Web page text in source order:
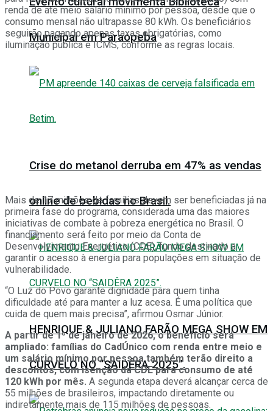
Municipal em Paraopeba
Crise do metanol derruba em 47% as vendas
online de bebidas no Brasil.
HENRIQUE & JULIANO FARÃO MEGA SHOW EM
CURVELO NO “SAIDÊRA 2025”.
renda de até meio salário mínimo por pessoa, desde que o
consumo mensal não ultrapasse 80 kWh. Os beneficiários
seguirão pagando apenas taxas obrigatórias, como
iluminação pública e ICMS, conforme as regras locais.
Mais de 17 milhões de famílias devem ser beneficiadas já na
primeira fase do programa, considerada uma das maiores
iniciativas de combate à pobreza energética no Brasil. O
financiamento será feito por meio da Conta de
Desenvolvimento Energético (CDE), fundo destinado a
garantir o acesso à energia para populações em situação de
vulnerabilidade.
“O Luz do Povo garante dignidade para quem tinha
dificuldade até para manter a luz acesa. É uma política que
cuida de quem mais precisa”, afirmou Osmar Júnior.
A partir de 1º de janeiro de 2026, o benefício será
ampliado: famílias do CadÚnico com renda entre meio e
um salário mínimo por pessoa também terão direito a
descontos, com isenção da CDE para consumo de até
120 kWh por mês. A segunda etapa deverá alcançar cerca de
55 milhões de brasileiros, impactando diretamente ou
indiretamente mais de 115 milhões de pessoas.